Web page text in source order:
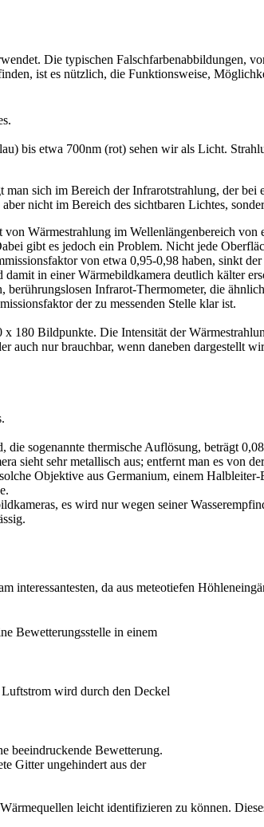
Die typischen Falschfarbenabbildungen,
ist es nützlich, die Funktionsweise,
bis etwa 700nm (rot) sehen wir als Licht.
sich im Bereich der Infrarotstrahlung, der
nicht im Bereich des sichtbaren Lichtes,
Wärmestrahlung im Wellenlängenbereich von
gibt es jedoch ein Problem. Nicht jede
von etwa 0,95-0,98 haben, sinkt
in einer Wärmebildkamera deutlich kälter
Infrarot-Thermometer, die
der zu messenden Stelle klar ist.
180 Bildpunkte. Die Intensität der
auch nur brauchbar, wenn daneben dargestellt
die sogenannte thermische Auflösung, beträgt
sieht sehr metallisch aus; entfernt man es von
Objektive aus Germanium, einem
es wird nur wegen seiner
interessantesten, da aus meteotiefen
Bewetterungsstelle in einem
wird durch den Deckel
beeindruckende Bewetterung.
Gitter ungehindert aus der
leicht identifizieren zu können.